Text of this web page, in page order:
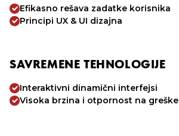
Efikasno rešava zadatke korisnika
Principi UX & UI dizajna
SAVREMENE TEHNOLOGIJE
Interaktivni dinamični interfejsi
Visoka brzina i otpornost na greške